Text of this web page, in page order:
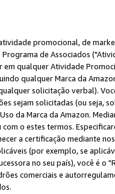
promocional, de
de Associados
em qualquer Atividade
qualquer Marca da
solicitação verbal).
sejam solicitadas (ou seja,
da Marca da Amazon.
o estes termos.
a certificação mediante
(por exemplo, se
no seu país), você é o
comerciais e